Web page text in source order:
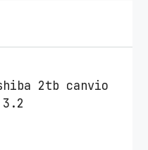
2tb canvio